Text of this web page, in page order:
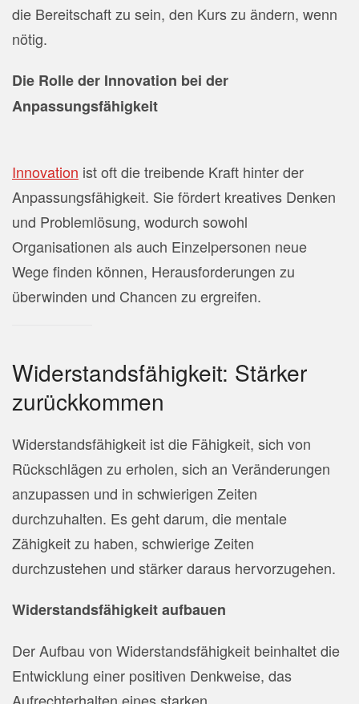
die Bereitschaft zu sein, den Kurs zu ändern, wenn
nötig.
Die Rolle der Innovation bei der
Anpassungsfähigkeit
Innovation ist oft die treibende Kraft hinter der
Anpassungsfähigkeit. Sie fördert kreatives Denken
und Problemlösung, wodurch sowohl
Organisationen als auch Einzelpersonen neue
Wege finden können, Herausforderungen zu
überwinden und Chancen zu ergreifen.
Widerstandsfähigkeit: Stärker
zurückkommen
Widerstandsfähigkeit ist die Fähigkeit, sich von
Rückschlägen zu erholen, sich an Veränderungen
anzupassen und in schwierigen Zeiten
durchzuhalten. Es geht darum, die mentale
Zähigkeit zu haben, schwierige Zeiten
durchzustehen und stärker daraus hervorzugehen.
Widerstandsfähigkeit aufbauen
Der Aufbau von Widerstandsfähigkeit beinhaltet die
Entwicklung einer positiven Denkweise, das
Aufrechterhalten eines starken